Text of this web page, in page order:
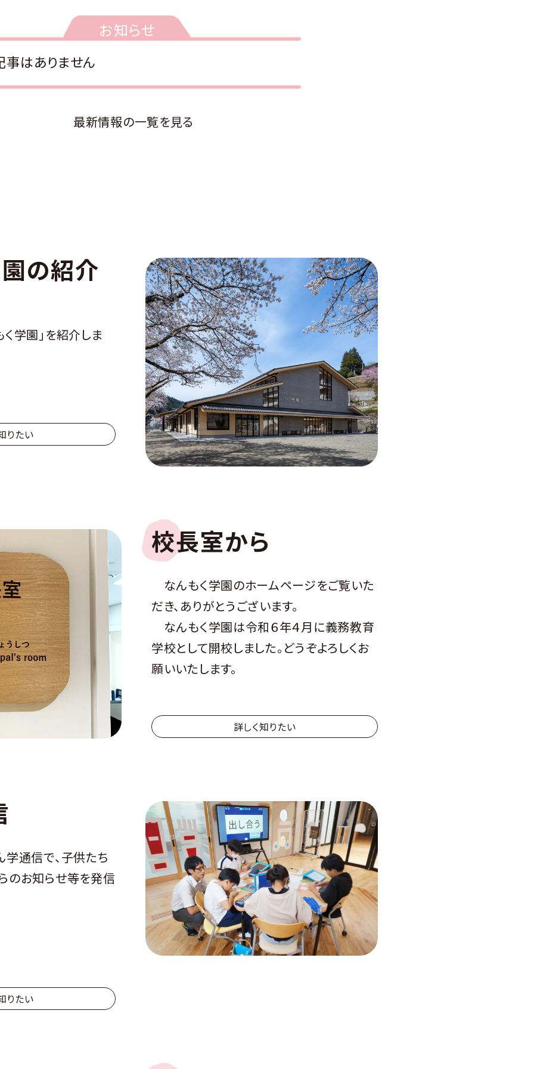
お知らせ
事はありません
最新情報の一覧を見る
の紹介
学園」を紹介しま
りたい
校長室から
なんもく学園のホームページをご覧いた
だき、ありがとうございます。
なんもく学園は令和６年４月に義務教育
学校として開校しました。どうぞよろしくお
願いいたします。
詳しく知りたい
通信で、子供たち
のお知らせ等を発信
りたい